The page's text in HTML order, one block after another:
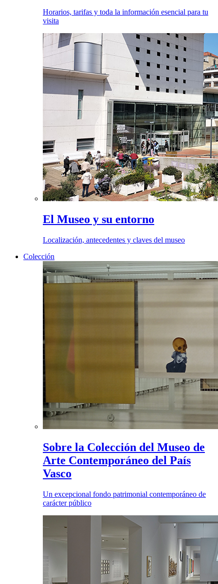
Horarios, tarifas y toda la información esencial para tu
visita
El Museo y su entorno
Localización, antecedentes y claves del museo
Colección
Sobre la Colección del Museo de
Arte Contemporáneo del País
Vasco
Un excepcional fondo patrimonial contemporáneo de
carácter público